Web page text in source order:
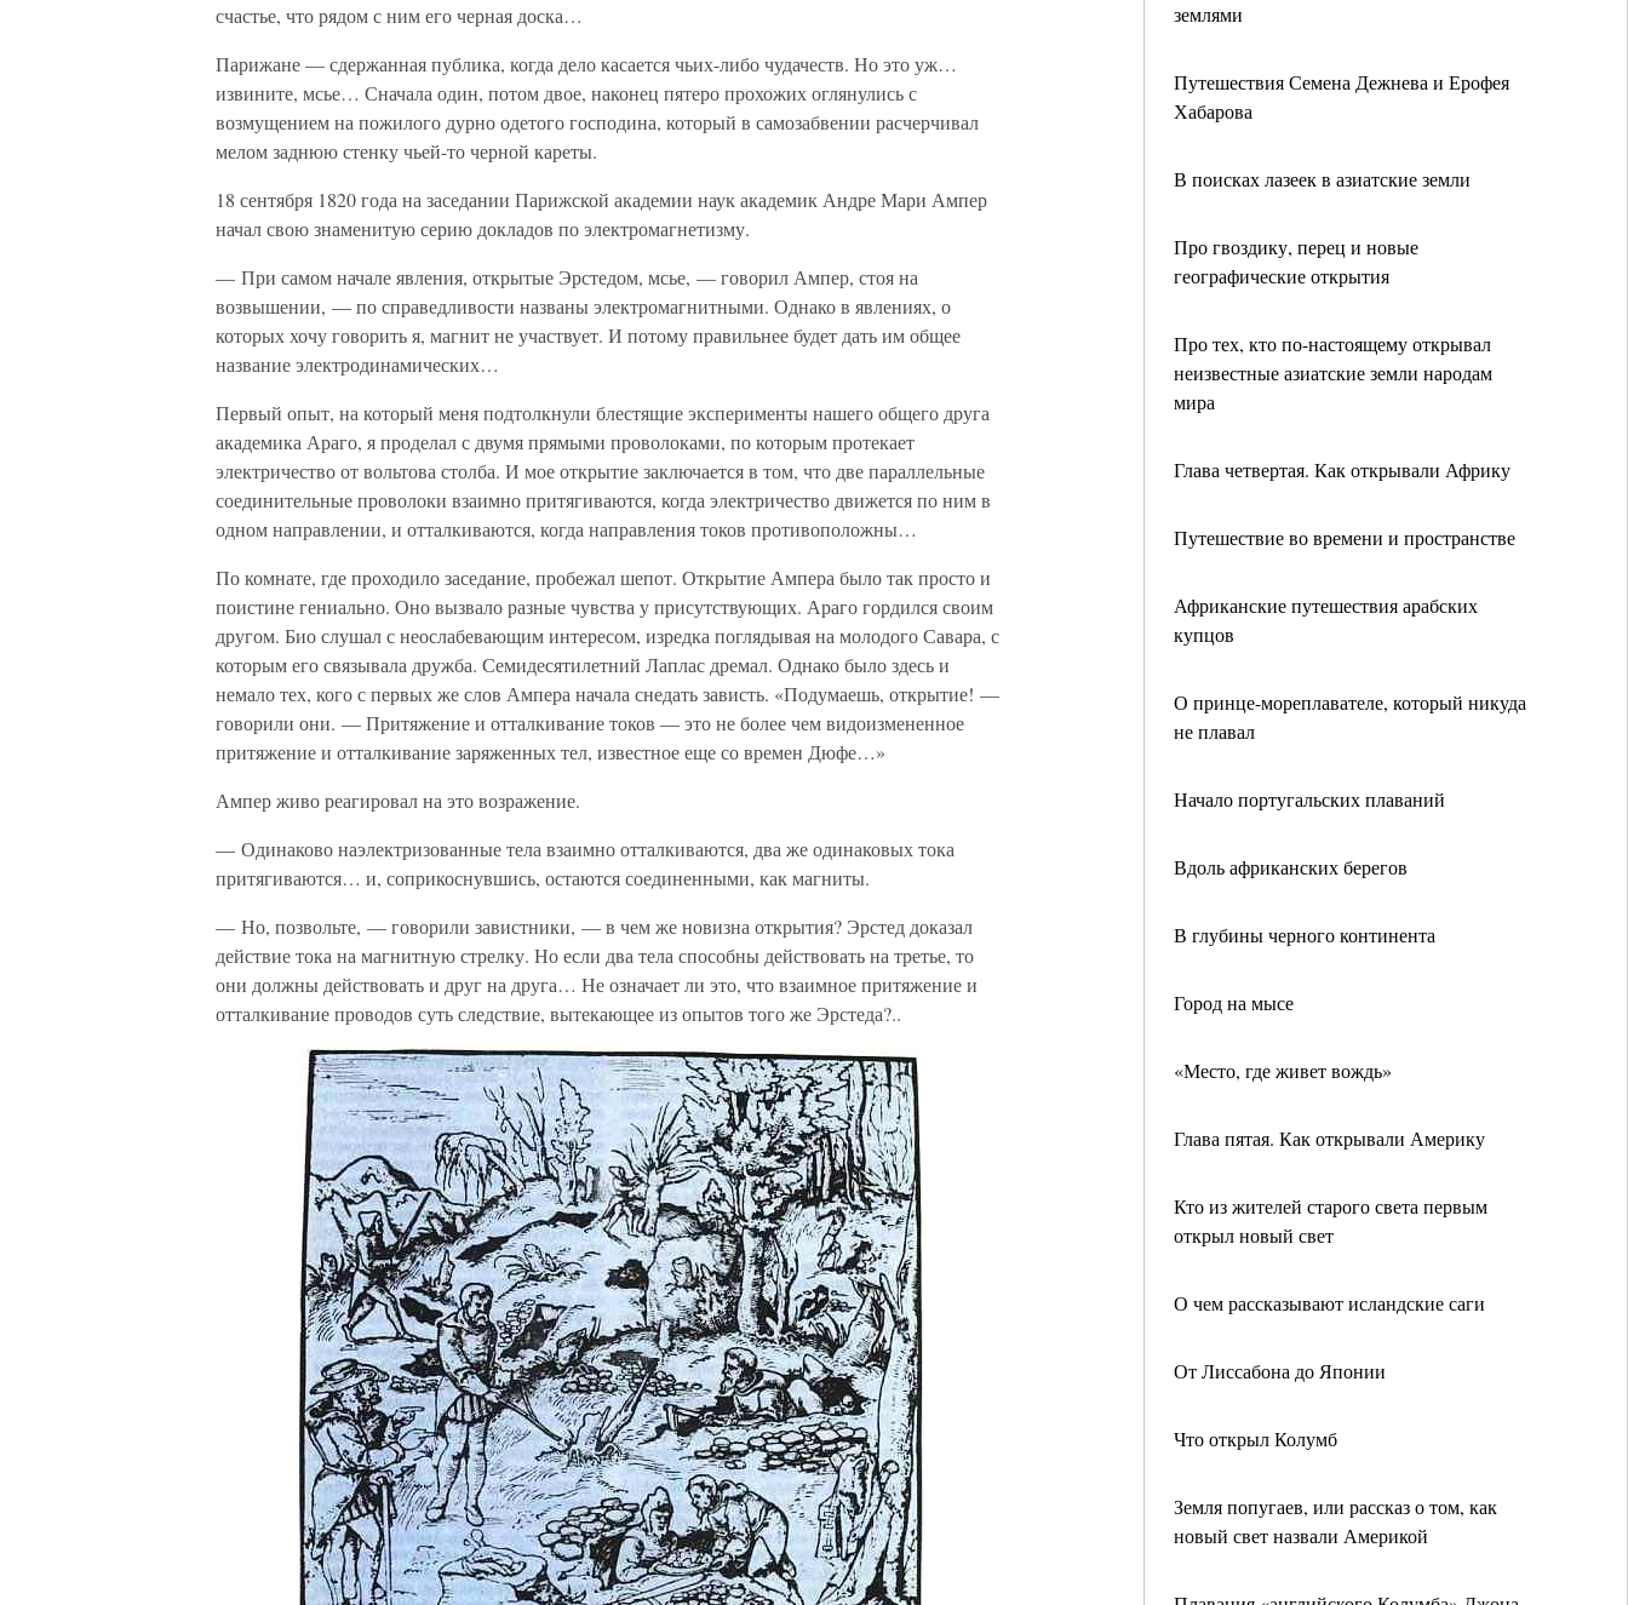
землями
Путешествия Семена Дежнева и Ерофея
Хабарова
В поисках лазеек в азиатские земли
Про гвоздику, перец и новые
географические открытия
Про тех, кто по-настоящему открывал
неизвестные азиатские земли народам
мира
Глава четвертая. Как открывали Африку
Путешествие во времени и пространстве
Африканские путешествия арабских
купцов
О принце-мореплавателе, который никуда
не плавал
Начало португальских плаваний
Вдоль африканских берегов
В глубины черного континента
Город на мысе
«Место, где живет вождь»
Глава пятая. Как открывали Америку
Кто из жителей старого света первым
открыл новый свет
О чем рассказывают исландские саги
От Лиссабона до Японии
Что открыл Колумб
Земля попугаев, или рассказ о том, как
новый свет назвали Америкой
счастье, что рядом с ним его черная доска…
Парижане — сдержанная публика, когда дело касается чьих-либо чудачеств. Но это уж…
извините, мсье… Сначала один, потом двое, наконец пятеро прохожих оглянулись с
возмущением на пожилого дурно одетого господина, который в самозабвении расчерчивал
мелом заднюю стенку чьей-то черной кареты.
18 сентября 1820 года на заседании Парижской академии наук академик Андре Мари Ампер
начал свою знаменитую серию докладов по электромагнетизму.
— При самом начале явления, открытые Эрстедом, мсье, — говорил Ампер, стоя на
возвышении, — по справедливости названы электромагнитными. Однако в явлениях, о
которых хочу говорить я, магнит не участвует. И потому правильнее будет дать им общее
название электродинамических…
Первый опыт, на который меня подтолкнули блестящие эксперименты нашего общего друга
академика Араго, я проделал с двумя прямыми проволоками, по которым протекает
электричество от вольтова столба. И мое открытие заключается в том, что две параллельные
соединительные проволоки взаимно притягиваются, когда электричество движется по ним в
одном направлении, и отталкиваются, когда направления токов противоположны…
По комнате, где проходило заседание, пробежал шепот. Открытие Ампера было так просто и
поистине гениально. Оно вызвало разные чувства у присутствующих. Араго гордился своим
другом. Био слушал с неослабевающим интересом, изредка поглядывая на молодого Савара, с
которым его связывала дружба. Семидесятилетний Лаплас дремал. Однако было здесь и
немало тех, кого с первых же слов Ампера начала снедать зависть. «Подумаешь, открытие! —
говорили они. — Притяжение и отталкивание токов — это не более чем видоизмененное
притяжение и отталкивание заряженных тел, известное еще со времен Дюфе…»
Ампер живо реагировал на это возражение.
— Одинаково наэлектризованные тела взаимно отталкиваются, два же одинаковых тока
притягиваются… и, соприкоснувшись, остаются соединенными, как магниты.
— Но, позвольте, — говорили завистники, — в чем же новизна открытия? Эрстед доказал
действие тока на магнитную стрелку. Но если два тела способны действовать на третье, то
они должны действовать и друг на друга… Не означает ли это, что взаимное притяжение и
отталкивание проводов суть следствие, вытекающее из опытов того же Эрстеда?..